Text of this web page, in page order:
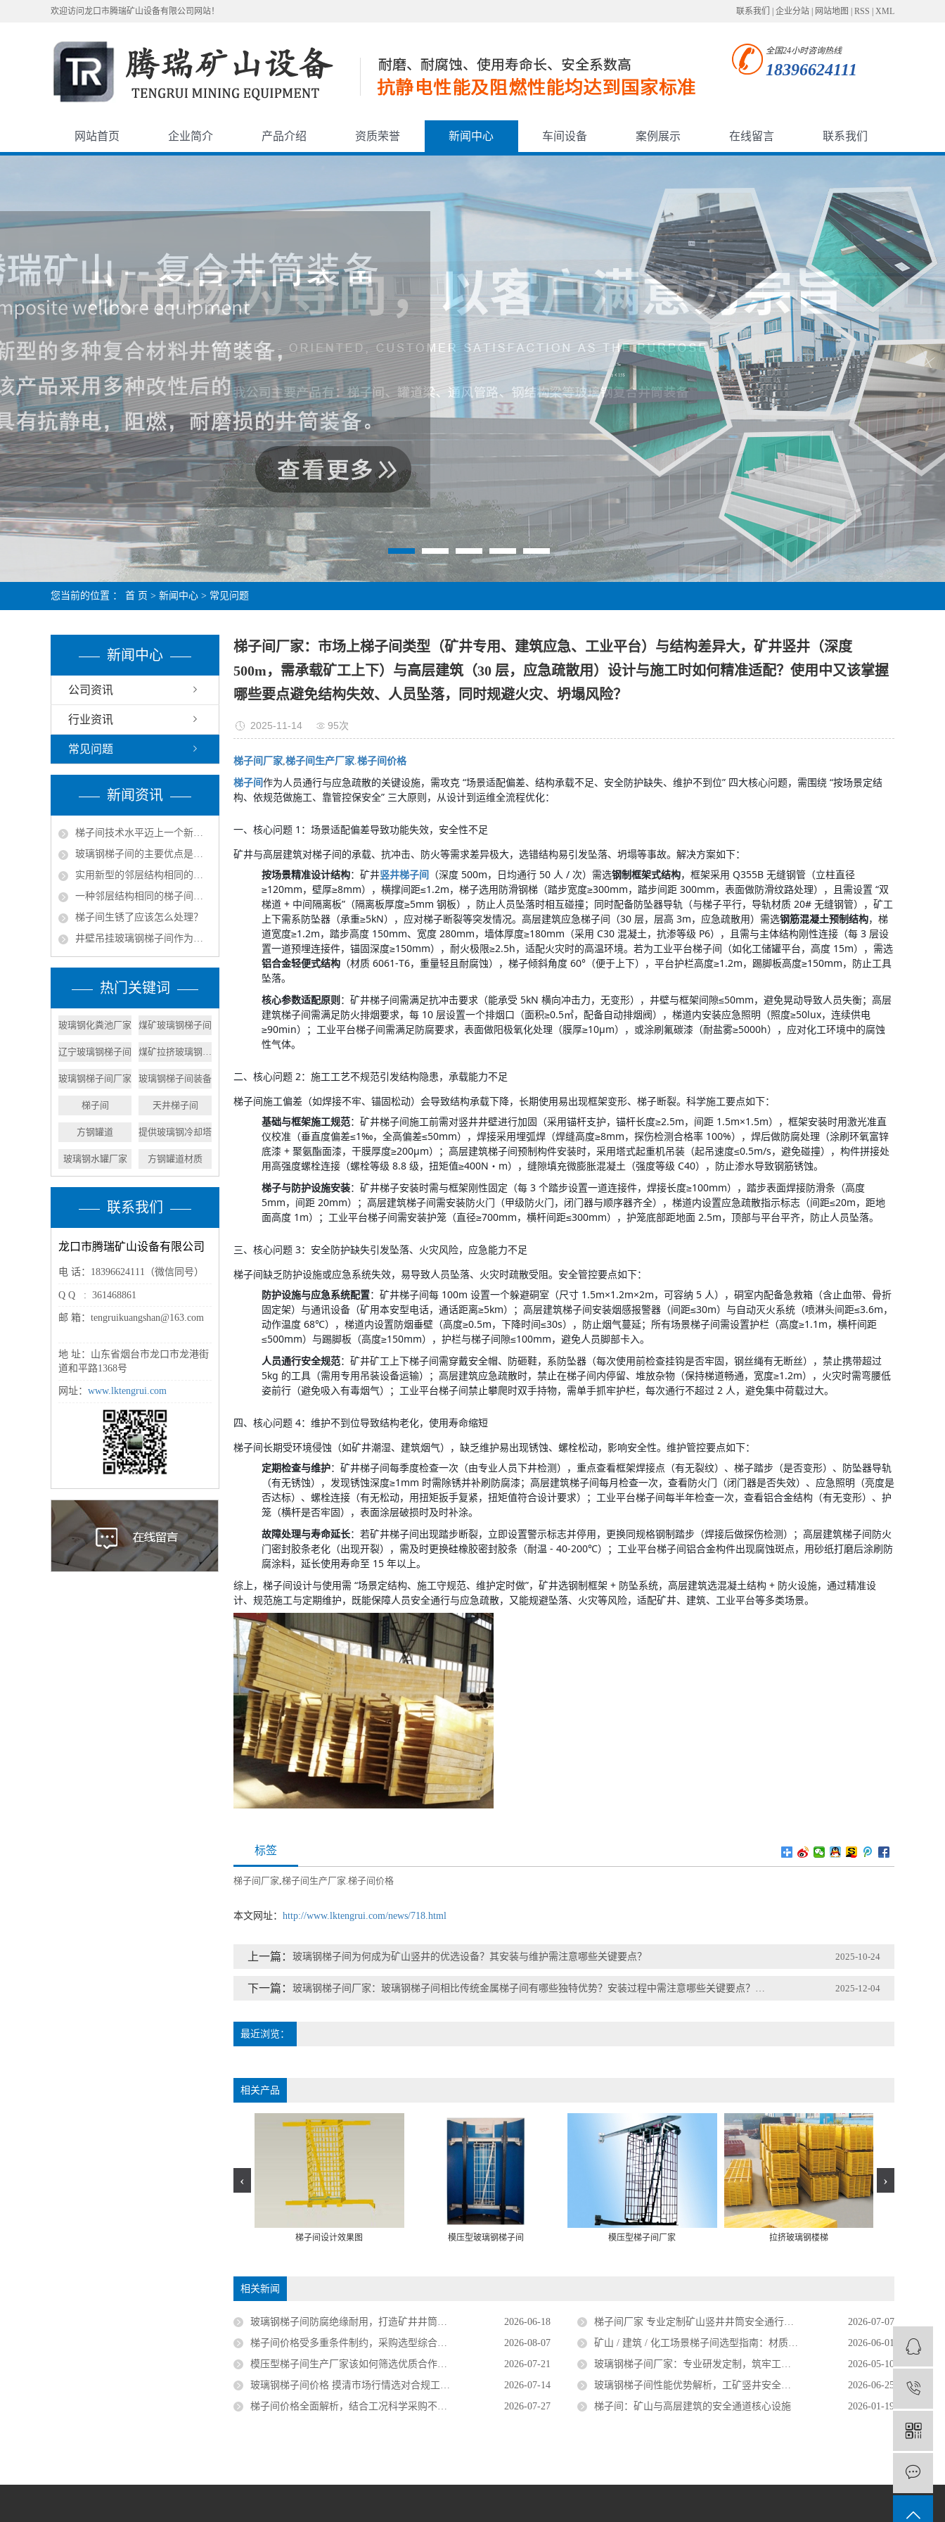
欢迎访问龙口市腾瑞矿山设备有限公司网站！ 联系我们 企业分站 网站地图 RSS XML
全国24小时咨询热线
18396624111
网站首页 企业简介 产品介绍 资质荣誉 新闻中心 车间设备 案例展示 在线留言 联系我们
2 3 4 5
您当前的位置 ： 首 页 > 新闻中心 > 常见问题
新闻中心
公司资讯
行业资讯
常见问题
新闻资讯
梯子间技术水平迈上一个新的台阶
玻璃钢梯子间的主要优点是什么？
实用新型的邻层结构相同的梯子间结构的实施方式
一种邻层结构相同的梯子间的产品特征
梯子间生锈了应该怎么处理？
井壁吊挂玻璃钢梯子间作为矿山立井中的安全通道组成部分
热门关键词
玻璃钢化粪池厂家 煤矿玻璃钢梯子间
辽宁玻璃钢梯子间 煤矿拉挤玻璃钢楼梯
玻璃钢梯子间厂家 玻璃钢梯子间装备
梯子间 天井梯子间
方钢罐道 提供玻璃钢冷却塔
玻璃钢水罐厂家 方钢罐道材质
联系我们
龙口市腾瑞矿山设备有限公司
电 话：18396624111（微信同号）
Q Q : 361468861
邮 箱：tengruikuangshan@163.com
地 址：山东省烟台市龙口市龙港街
道和平路1368号
网址： www.lktengrui.com
梯子间厂家：市场上梯子间类型（矿井专用、建筑应急、工业平台）与结构差异大，矿井竖井（深度
500m，需承载矿工上下）与高层建筑（30 层，应急疏散用）设计与施工时如何精准适配？使用中又该掌握
哪些要点避免结构失效、人员坠落，同时规避火灾、坍塌风险？
2025-11-14 95次
梯子间厂家,梯子间生产厂家.梯子间价格
梯子间作为人员通行与应急疏散的关键设施，需攻克 “场景适配偏差、结构承载不足、安全防护缺失、维护不到位” 四大核心问题，需围绕 “按场景定结
构、依规范做施工、靠管控保安全” 三大原则，从设计到运维全流程优化：
一、核心问题 1：场景适配偏差导致功能失效，安全性不足
矿井与高层建筑对梯子间的承载、抗冲击、防火等需求差异极大，选错结构易引发坠落、坍塌等事故。解决方案如下：
按场景精准设计结构：矿井竖井梯子间 （深度 500m，日均通行 50 人 / 次）需选钢制框架式结构，框架采用 Q355B 无缝钢管（立柱直径
≥120mm，壁厚≥8mm），横撑间距≤1.2m，梯子选用防滑钢梯（踏步宽度≥300mm，踏步间距 300mm，表面做防滑纹路处理），且需设置 “双
梯道 + 中间隔离板”（隔离板厚度≥5mm 钢板），防止人员坠落时相互碰撞；同时配备防坠器导轨（与梯子平行，导轨材质 20# 无缝钢管），矿工
上下需系防坠器（承重≥5kN），应对梯子断裂等突发情况。高层建筑应急梯子间（30 层，层高 3m，应急疏散用）需选钢筋混凝土预制结构，梯
道宽度≥1.2m，踏步高度 150mm、宽度 280mm，墙体厚度≥180mm（采用 C30 混凝土，抗渗等级 P6），且需与主体结构刚性连接（每 3 层设
置一道预埋连接件，锚固深度≥150mm），耐火极限≥2.5h，适配火灾时的高温环境。若为工业平台梯子间（如化工储罐平台，高度 15m），需选
铝合金轻便式结构 （材质 6061-T6，重量轻且耐腐蚀），梯子倾斜角度 60°（便于上下），平台护栏高度≥1.2m，踢脚板高度≥150mm，防止工具
坠落。
核心参数适配原则：矿井梯子间需满足抗冲击要求（能承受 5kN 横向冲击力，无变形），井壁与框架间隙≤50mm，避免晃动导致人员失衡；高层
建筑梯子间需满足防火排烟要求，每 10 层设置一个排烟口（面积≥0.5㎡，配备自动排烟阀），梯道内安装应急照明（照度≥50lux，连续供电
≥90min）；工业平台梯子间需满足防腐要求，表面做阳极氧化处理（膜厚≥10μm），或涂刷氟碳漆（耐盐雾≥5000h），应对化工环境中的腐蚀
性气体。
二、核心问题 2：施工工艺不规范引发结构隐患，承载能力不足
梯子间施工偏差（如焊接不牢、锚固松动）会导致结构承载下降，长期使用易出现框架变形、梯子断裂。科学施工要点如下：
基础与框架施工规范：矿井梯子间施工前需对竖井井壁进行加固（采用锚杆支护，锚杆长度≥2.5m，间距 1.5m×1.5m），框架安装时用激光准直
仪校准（垂直度偏差≤1‰，全高偏差≤50mm），焊接采用埋弧焊（焊缝高度≥8mm，探伤检测合格率 100%），焊后做防腐处理（涂刷环氧富锌
底漆 + 聚氨酯面漆，干膜厚度≥200μm）；高层建筑梯子间预制构件安装时，采用塔式起重机吊装（起吊速度≤0.5m/s，避免碰撞），构件拼接处
用高强度螺栓连接（螺栓等级 8.8 级，扭矩值≥400N・m），缝隙填充微膨胀混凝土（强度等级 C40），防止渗水导致钢筋锈蚀。
梯子与防护设施安装：矿井梯子安装时需与框架刚性固定（每 3 个踏步设置一道连接件，焊接长度≥100mm），踏步表面焊接防滑条（高度
5mm，间距 20mm）；高层建筑梯子间需安装防火门（甲级防火门，闭门器与顺序器齐全），梯道内设置应急疏散指示标志（间距≤20m，距地
面高度 1m）；工业平台梯子间需安装护笼（直径≥700mm，横杆间距≤300mm），护笼底部距地面 2.5m，顶部与平台平齐，防止人员坠落。
三、核心问题 3：安全防护缺失引发坠落、火灾风险，应急能力不足
梯子间缺乏防护设施或应急系统失效，易导致人员坠落、火灾时疏散受阻。安全管控要点如下：
防护设施与应急系统配置：矿井梯子间每 100m 设置一个躲避硐室（尺寸 1.5m×1.2m×2m，可容纳 5 人），硐室内配备急救箱（含止血带、骨折
固定架）与通讯设备（矿用本安型电话，通话距离≥5km）；高层建筑梯子间安装烟感报警器（间距≤30m）与自动灭火系统（喷淋头间距≤3.6m，
动作温度 68℃），梯道内设置防烟垂壁（高度≥0.5m，下降时间≤30s），防止烟气蔓延；所有场景梯子间需设置护栏（高度≥1.1m，横杆间距
≤500mm）与踢脚板（高度≥150mm），护栏与梯子间隙≤100mm，避免人员脚部卡入。
人员通行安全规范：矿井矿工上下梯子间需穿戴安全帽、防砸鞋，系防坠器（每次使用前检查挂钩是否牢固，钢丝绳有无断丝），禁止携带超过
5kg 的工具（需用专用吊装设备运输）；高层建筑应急疏散时，禁止在梯子间内停留、堆放杂物（保持梯道畅通，宽度≥1.2m），火灾时需弯腰低
姿前行（避免吸入有毒烟气）；工业平台梯子间禁止攀爬时双手持物，需单手抓牢护栏，每次通行不超过 2 人，避免集中荷载过大。
四、核心问题 4：维护不到位导致结构老化，使用寿命缩短
梯子间长期受环境侵蚀（如矿井潮湿、建筑烟气），缺乏维护易出现锈蚀、螺栓松动，影响安全性。维护管控要点如下：
定期检查与维护：矿井梯子间每季度检查一次（由专业人员下井检测），重点查看框架焊接点（有无裂纹）、梯子踏步（是否变形）、防坠器导轨
（有无锈蚀），发现锈蚀深度≥1mm 时需除锈并补刷防腐漆；高层建筑梯子间每月检查一次，查看防火门（闭门器是否失效）、应急照明（亮度是
否达标）、螺栓连接（有无松动，用扭矩扳手复紧，扭矩值符合设计要求）；工业平台梯子间每半年检查一次，查看铝合金结构（有无变形）、护
笼（横杆是否牢固），表面涂层破损时及时补涂。
故障处理与寿命延长：若矿井梯子间出现踏步断裂，立即设置警示标志并停用，更换同规格钢制踏步（焊接后做探伤检测）；高层建筑梯子间防火
门密封胶条老化（出现开裂），需及时更换硅橡胶密封胶条（耐温 - 40-200℃）；工业平台梯子间铝合金构件出现腐蚀斑点，用砂纸打磨后涂刷防
腐涂料，延长使用寿命至 15 年以上。
综上，梯子间设计与使用需 “场景定结构、施工守规范、维护定时做”，矿井选钢制框架 + 防坠系统，高层建筑选混凝土结构 + 防火设施，通过精准设
计、规范施工与定期维护，既能保障人员安全通行与应急疏散，又能规避坠落、火灾等风险，适配矿井、建筑、工业平台等多类场景。
标签
梯子间厂家,梯子间生产厂家.梯子间价格
本文网址： http://www.lktengrui.com/news/718.html
上一篇： 玻璃钢梯子间为何成为矿山竖井的优选设备？其安装与维护需注意哪些关键要点？ 2025-10-24
下一篇： 玻璃钢梯子间厂家：玻璃钢梯子间相比传统金属梯子间有哪些独特优势？安装过程中需注意哪些关键要点？不同工业场景的适配逻辑是什么？ 2025-12-04
最近浏览：
相关产品
梯子间设计效果图 模压型玻璃钢梯子间 模压型梯子间厂家 拉挤玻璃钢楼梯
‹ ›
相关新闻
玻璃钢梯子间防腐绝缘耐用，打造矿井井筒安全逃生通道 2026-06-18 梯子间厂家 专业定制矿山竖井井筒安全通行成套装备
2026-07-07
梯子间价格受多重条件制约，采购选型综合评估要点
2026-08-07 矿山 / 建筑 / 化工场景梯子间选型指南：材质、规范与安全保障
2026-06-01
模压型梯子间生产厂家该如何筛选优质合作资源
2026-07-21 玻璃钢梯子间厂家：专业研发定制，筑牢工业安全通行防线
2026-05-10
玻璃钢梯子间价格 摸清市场行情选对合规工矿设备
2026-07-14 玻璃钢梯子间性能优势解析，工矿竖井安全通行专用设施
2026-06-25
梯子间价格全面解析，结合工况科学采购不盲目比价
2026-07-27 梯子间：矿山与高层建筑的安全通道核心设施 2026-01-19